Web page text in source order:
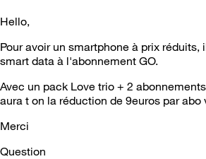
Hello,
Pour avoir un smartphone à prix réduits,
smart data à l'abonnement GO.
Avec un pack Love trio + 2
aura t on la réduction de 9euros par abo
Merci
Question